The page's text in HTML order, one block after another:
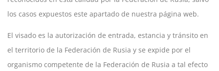
los casos expuestos este apartado de nuestra página web.
El visado es la autorización de entrada, estancia y tránsito en
el territorio de la Federación de Rusia y se expide por el
organismo competente de la Federación de Rusia a tal efecto